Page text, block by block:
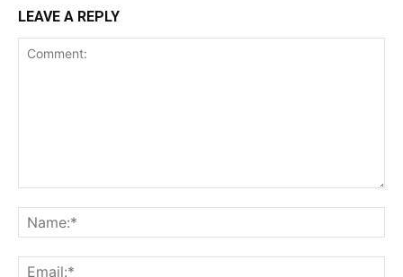
LEAVE A REPLY